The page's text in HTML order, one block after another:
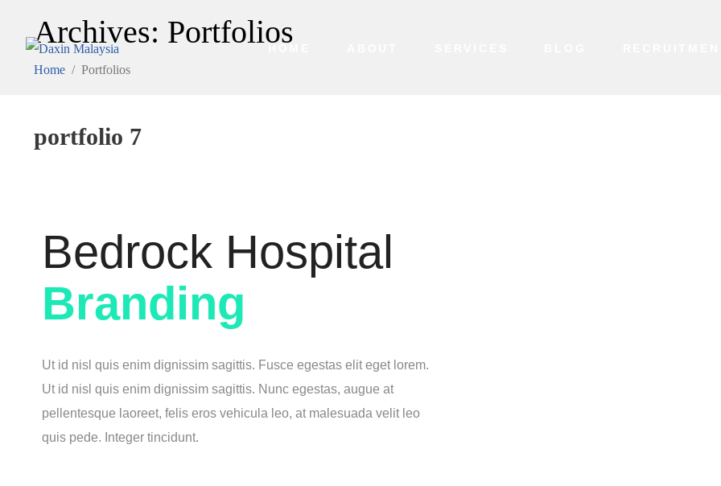
Archives: Portfolios
Home Portfolios
portfolio 7
Bedrock Hospital
Branding
Ut id nisl quis enim dignissim sagittis. Fusce egestas elit eget lorem.
Ut id nisl quis enim dignissim sagittis. Nunc egestas, augue at
pellentesque laoreet, felis eros vehicula leo, at malesuada velit leo
quis pede. Integer tincidunt.